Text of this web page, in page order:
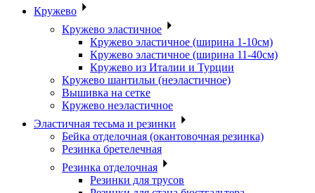
Кружево
Кружево эластичное
Кружево эластичное (ширина 1-10см)
Кружево эластичное (ширина 11-40см)
Кружево из Италии и Турции
Кружево шантильи (неэластичное)
Вышивка на сетке
Кружево неэластичное
Эластичная тесьма и резинки
Бейка отделочная (окантовочная резинка)
Резинка бретелечная
Резинка отделочная
Резинки для трусов